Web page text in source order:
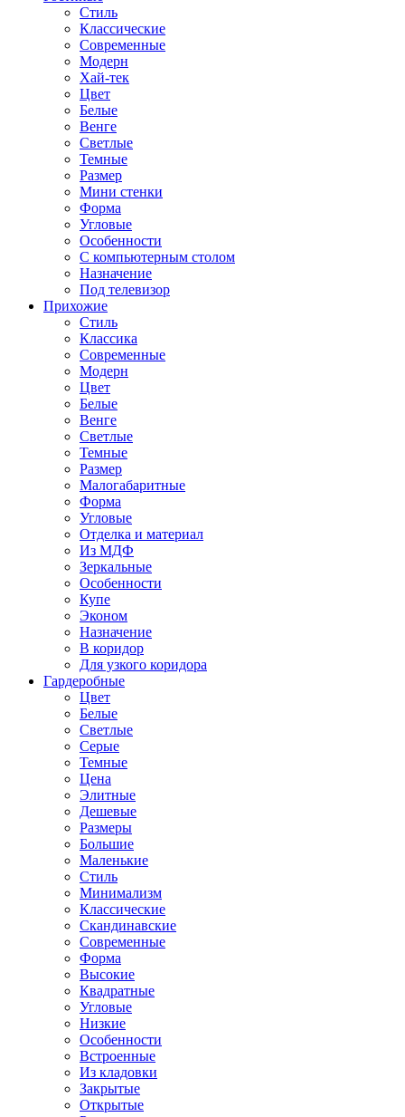
Стиль
Классические
Современные
Модерн
Хай-тек
Цвет
Белые
Венге
Светлые
Темные
Размер
Мини стенки
Форма
Угловые
Особенности
С компьютерным столом
Назначение
Под телевизор
Прихожие
Стиль
Классика
Современные
Модерн
Цвет
Белые
Венге
Светлые
Темные
Размер
Малогабаритные
Форма
Угловые
Отделка и материал
Из МДФ
Зеркальные
Особенности
Купе
Эконом
Назначение
В коридор
Для узкого коридора
Гардеробные
Цвет
Белые
Светлые
Серые
Темные
Цена
Элитные
Дешевые
Размеры
Большие
Маленькие
Стиль
Минимализм
Классические
Скандинавские
Современные
Форма
Высокие
Квадратные
Угловые
Низкие
Особенности
Встроенные
Из кладовки
Закрытые
Открытые